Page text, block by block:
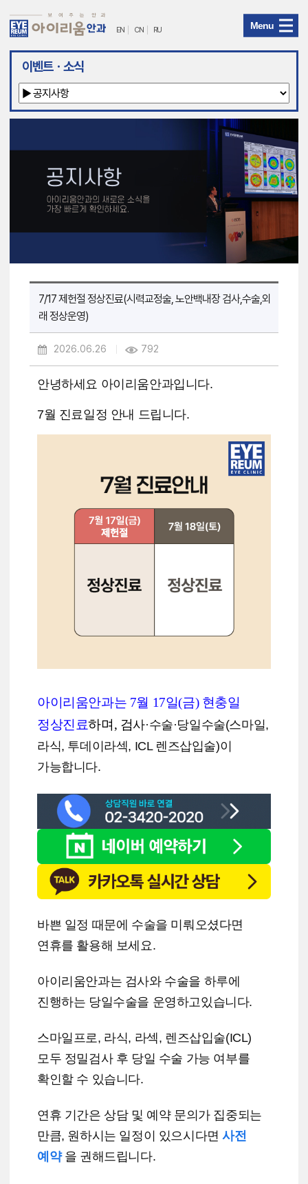
아
리
안
과
EN CN RU Menu
이벤트ㆍ소식
7/17 제헌절 정상진료(시력교정술, 노안백내장 검사,수술,외
래 정상운영)
2026.06.26 792
안녕하세요 아이리움안과입니다.
7월 진료일정 안내 드립니다.
아이리움안과는 7월 17일(금) 현충일
정상진료하며, 검사·수술·당일수술(스마일,
라식, 투데이라섹, ICL 렌즈삽입술)이
가능합니다.
바쁜 일정 때문에 수술을 미뤄오셨다면
연휴를 활용해 보세요.
아이리움안과는 검사와 수술을 하루에
진행하는 당일수술을 운영하고있습니다.
스마일프로, 라식, 라섹, 렌즈삽입술(ICL)
모두 정밀검사 후 당일 수술 가능 여부를
확인할 수 있습니다.
연휴 기간은 상담 및 예약 문의가 집중되는
만큼, 원하시는 일정이 있으시다면사전
예약을 권해드립 니다.